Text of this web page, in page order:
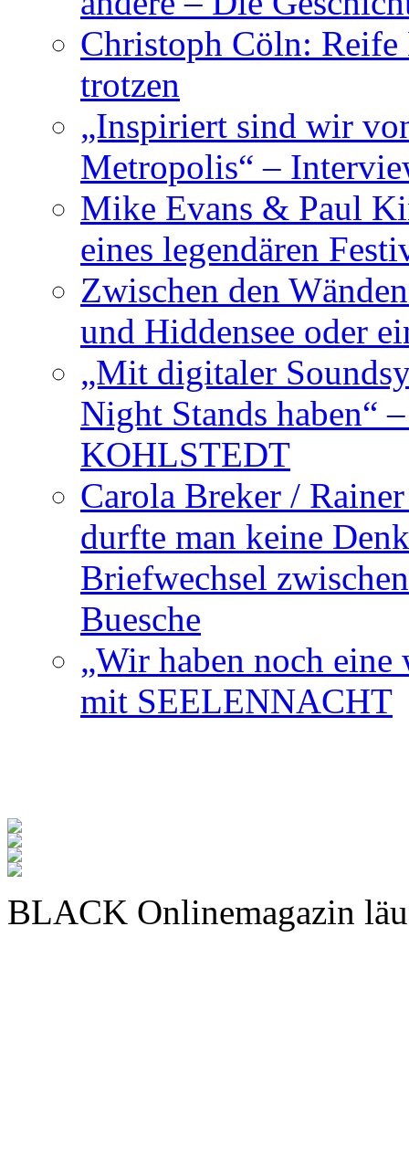
Christoph Cöln:
trotzen
„Inspiriert sind wir
Metropolis“ –
Mike Evans & Paul
eines legendären
Zwischen den
und Hiddensee oder
„Mit digitaler
Night Stands haben“
KOHLSTEDT
Carola Breker /
durfte man keine
Briefwechsel
Buesche
„Wir haben noch
mit SEELENNACHT
BLACK Onlinemagazin